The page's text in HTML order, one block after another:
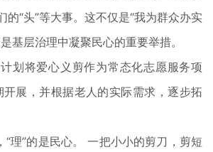
的“头”等大事。这不仅是“我为群众办实
基层治理中凝聚民心的重要举措。
将爱心义剪作为常态化志愿服务项
开展，并根据老人的实际需求，逐步拓
”的是民心。 一把小小的剪刀，剪短